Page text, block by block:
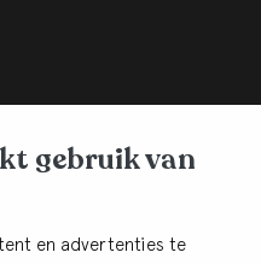
gebruik van
en advertenties te